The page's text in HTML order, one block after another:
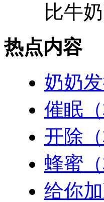
比牛
热点内容
奶奶
催眠
开除
蜂蜜
给你